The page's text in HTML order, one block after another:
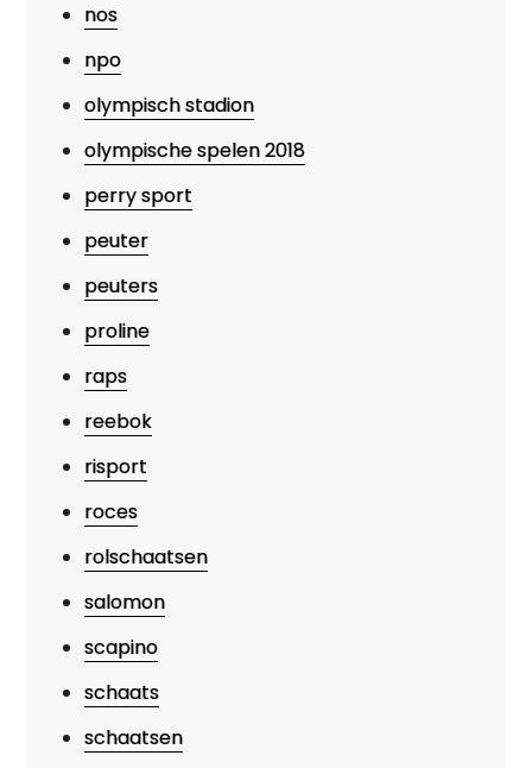
nos
npo
olympisch stadion
olympische spelen 2018
perry sport
peuter
peuters
proline
raps
reebok
risport
roces
rolschaatsen
salomon
scapino
schaats
schaatsen